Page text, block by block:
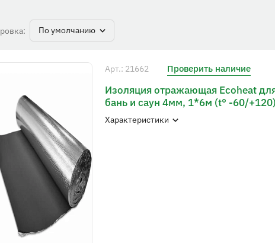
По умолчанию
Арт.: 21662 Проверить наличие
Изоляция отражающая Ecoheat
бань и саун 4мм, 1*6м (t° -60/+120)
Характеристики